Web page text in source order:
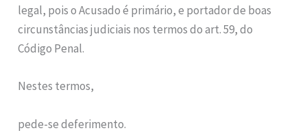
legal, pois o Acusado é primário, e portador de boas
circunstâncias judiciais nos termos do art. 59, do
Código Penal.
Nestes termos,
pede-se deferimento.